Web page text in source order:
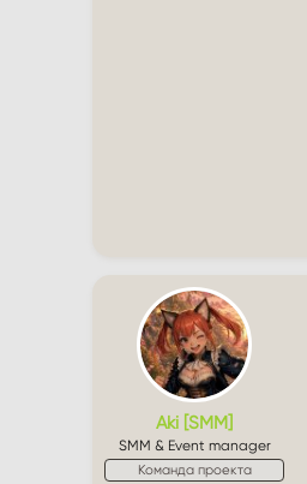
Aki [SMM]
SMM & Event manager
Команда проекта